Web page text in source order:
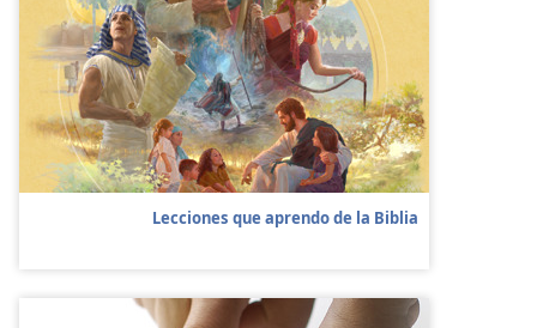
Lecciones que aprendo de la Biblia